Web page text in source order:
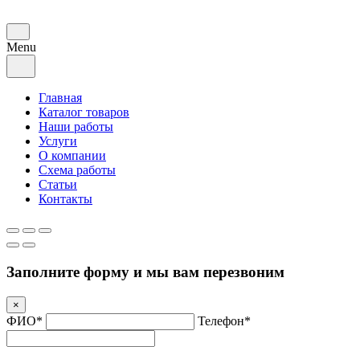
Menu
Главная
Каталог товаров
Наши работы
Услуги
О компании
Схема работы
Статьи
Контакты
Заполните форму и мы вам перезвоним
×
ФИО* Телефон*